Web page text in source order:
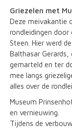
Griezelen met
Deze meivakantie
rondleidingen door
Steen. Hier werd
Balthasar
gemarteld en ter
mee langs
alles over de
Museum
en vernieuwing.
Tijdens de